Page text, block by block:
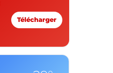
Télécharger